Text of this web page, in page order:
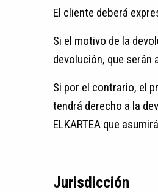
El cliente deberá
Si el motivo de la
devolución, que serán
Si por el contrario, el
tendrá derecho a la
ELKARTEA que
Jurisdicción